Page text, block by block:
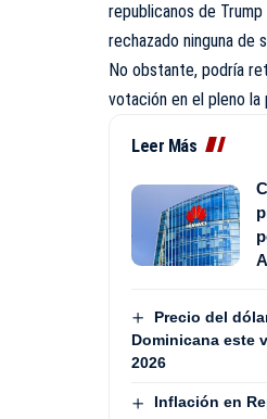
republicanos de
rechazado ninguna de
No obstante, podría
votación en el pleno la
Leer Más
Precio del
Dominicana este
2026
Inflación en